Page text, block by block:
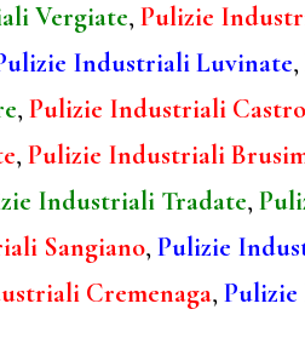
Vergiate, Pulizie
Industriali Luvinate,
, Pulizie Industriali
, Pulizie Industriali
Industriali Tradate,
Sangiano, Pulizie
Cremenaga,